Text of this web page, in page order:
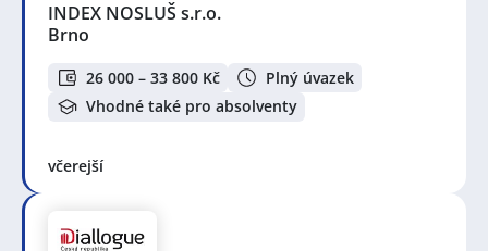
INDEX NOSLUŠ s.r.o.
Brno
26 000 – 33 800 Kč
Plný úvazek
Vhodné také pro absolventy
včerejší